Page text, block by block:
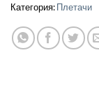
Категория:Плетачи